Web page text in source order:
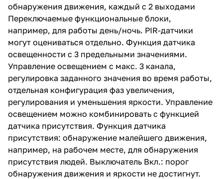
обнаружения движения, каждый с 2 выходами
Переключаемые функциональные блоки,
например, для работы день/ночь. PIR-датчики
могут оцениваться отдельно. Функция датчика
освещенности с 3 предельными значениями.
Управление освещением с макс. 3 канала,
регулировка заданного значения во время работы,
отдельная конфигурация фаз увеличения,
регулирования и уменьшения яркости. Управление
освещением можно комбинировать с функцией
датчика присутствия. Функция датчика
присутствия: обнаружение малейшего движения,
например, на рабочем месте, для обнаружения
присутствия людей. Выключатель Вкл.: порог
обнаружения движения и яркости не достигнут.